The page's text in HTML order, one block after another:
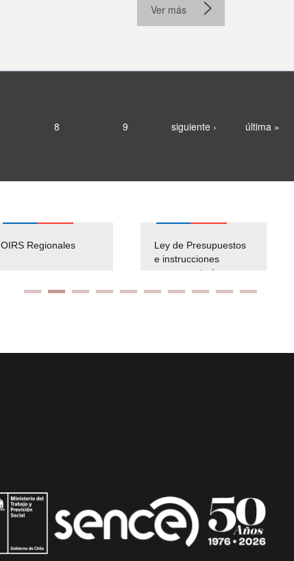
Ver más
8 9 siguiente › última »
OIRS Regionales
Ley de Presupuestos
e instrucciones
presuspuetarias